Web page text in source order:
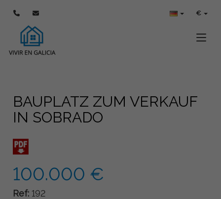
€
BAUPLATZ ZUM VERKAUF
IN SOBRADO
100.000 €
Ref: 192